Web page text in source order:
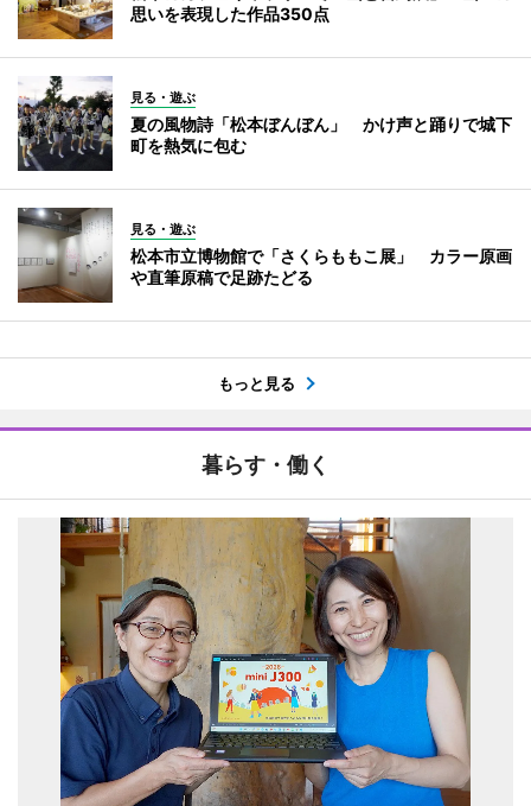
思いを表現した作品350点
見る・遊ぶ
夏の風物詩「松本ぼんぼん」 かけ声と踊りで城下
町を熱気に包む
見る・遊ぶ
松本市立博物館で「さくらももこ展」 カラー原画
や直筆原稿で足跡たどる
もっと見る
暮らす・働く